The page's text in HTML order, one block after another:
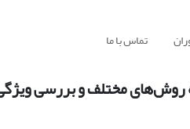
تماس با ما